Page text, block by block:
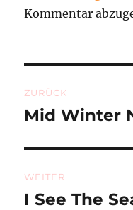
Kommentar
ZURÜCK
Vorheriger
Mid Winter
WEITER
Nächster
I See The